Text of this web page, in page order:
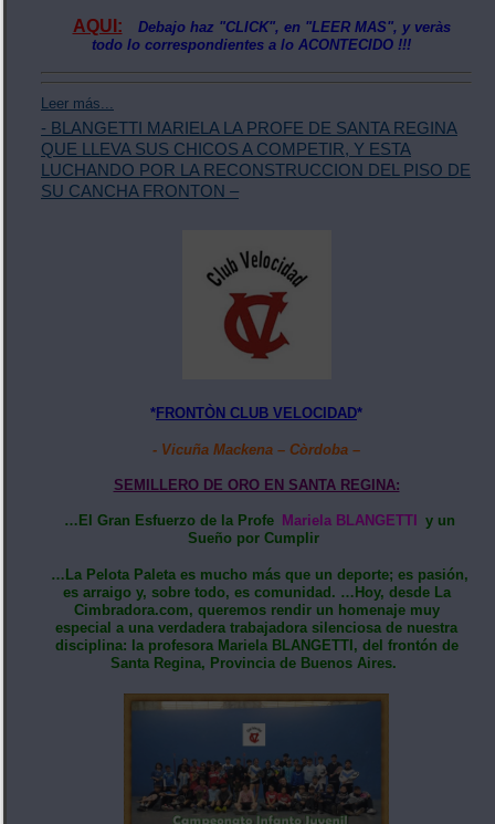
AQUI:
Debajo haz "CLICK", en "LEER MAS", y veràs
todo lo correspondientes a lo ACONTECIDO !!!
Leer más...
- BLANGETTI MARIELA LA PROFE DE SANTA REGINA
QUE LLEVA SUS CHICOS A COMPETIR, Y ESTA
LUCHANDO POR LA RECONSTRUCCION DEL PISO DE
SU CANCHA FRONTON –
* FRONTÒN CLUB VELOCIDAD*
- Vicuña Mackena – Còrdoba –
SEMILLERO DE ORO EN SANTA REGINA:
…El Gran Esfuerzo de la Profe Mariela BLANGETTI
y un
Sueño por Cumplir
…La Pelota Paleta es mucho más que un deporte; es pasión,
es arraigo y, sobre todo, es comunidad. …Hoy, desde La
Cimbradora.com, queremos rendir un homenaje muy
especial a una verdadera trabajadora silenciosa de nuestra
disciplina: la profesora Mariela BLANGETTI, del frontón de
Santa Regina, Provincia de Buenos Aires.